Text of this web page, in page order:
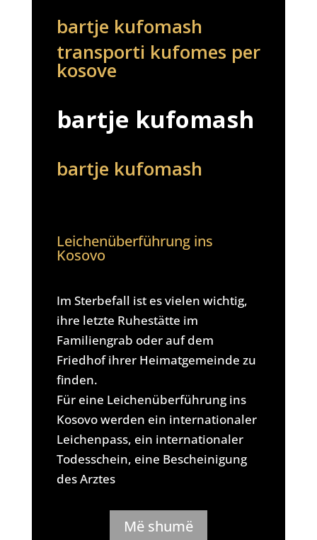
bartje kufomash
transporti kufomes per
kosove
bartje kufomash
bartje kufomash
Leichenüberführung ins
Kosovo
Im Sterbefall ist es vielen wichtig,
ihre letzte Ruhestätte im
Familiengrab oder auf dem
Friedhof ihrer Heimatgemeinde zu
finden.
Für eine Leichenüberführung ins
Kosovo werden ein internationaler
Leichenpass, ein internationaler
Todesschein, eine Bescheinigung
des Arztes
Më shumë